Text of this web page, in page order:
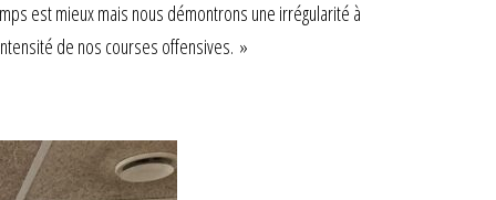
est mieux mais nous démontrons une irrégularité à
de nos courses offensives. »